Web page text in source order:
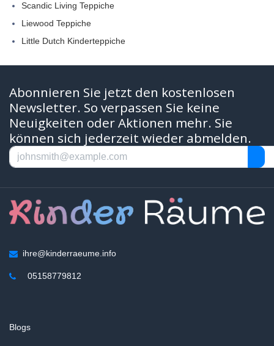
Scandic Living Teppiche
Liewood Teppiche
Little Dutch Kinderteppiche
Abonnieren Sie jetzt den kostenlosen
Newsletter. So verpassen Sie keine
Neuigkeiten oder Aktionen mehr. Sie
können sich jederzeit wieder abmelden.
ihre@kinderraeume.info
05158779812
Blogs